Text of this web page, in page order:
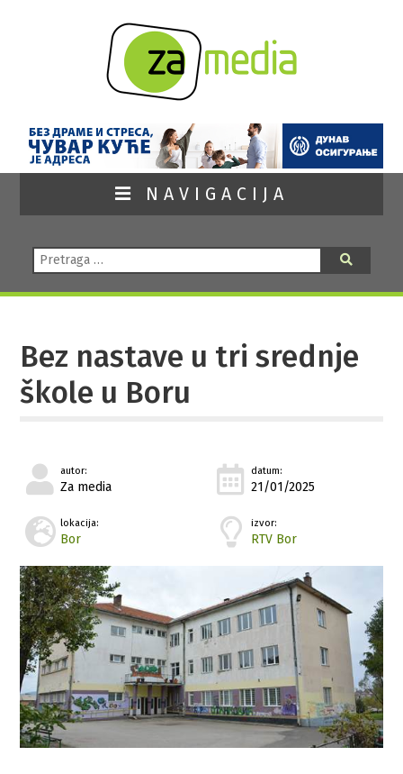
NAVIGACIJA
Pretraga:
Bez nastave u tri srednje
škole u Boru
autor:
Za media
datum:
21/01/2025
lokacija:
Bor
izvor:
RTV Bor